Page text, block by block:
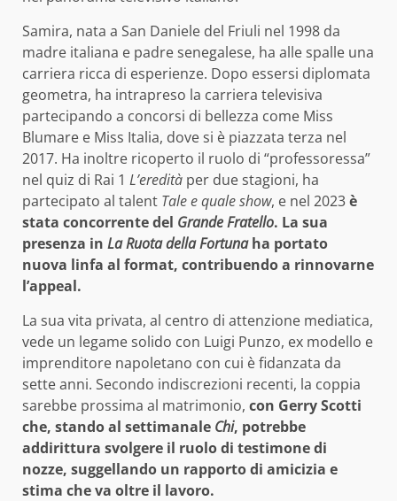
Samira, nata a San Daniele del Friuli nel 1998 da
madre italiana e padre senegalese, ha alle spalle una
carriera ricca di esperienze. Dopo essersi diplomata
geometra, ha intrapreso la carriera televisiva
partecipando a concorsi di bellezza come Miss
Blumare e Miss Italia, dove si è piazzata terza nel
2017. Ha inoltre ricoperto il ruolo di “professoressa”
nel quiz di Rai 1 L’eredità per due stagioni, ha
partecipato al talent Tale e quale show, e nel 2023è
stata concorrente del Grande Fratello. La sua
presenza in La Ruota della Fortunaha portato
nuova linfa al format, contribuendo a rinnovarne
l’appeal.
La sua vita privata, al centro di attenzione mediatica,
vede un legame solido con Luigi Punzo, ex modello e
imprenditore napoletano con cui è fidanzata da
sette anni. Secondo indiscrezioni recenti, la coppia
sarebbe prossima al matrimonio, con Gerry Scotti
che, stando al settimanale Chi, potrebbe
addirittura svolgere il ruolo di testimone di
nozze, suggellando un rapporto di amicizia e
stima che va oltre il lavoro.